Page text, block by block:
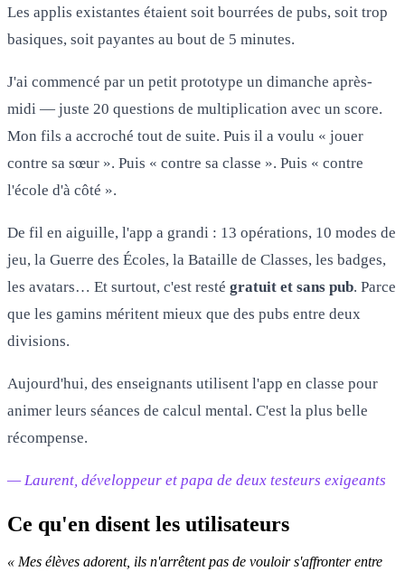
Les applis existantes étaient soit bourrées de pubs, soit trop
basiques, soit payantes au bout de 5 minutes.
J'ai commencé par un petit prototype un dimanche après-
midi — juste 20 questions de multiplication avec un score.
Mon fils a accroché tout de suite. Puis il a voulu « jouer
contre sa sœur ». Puis « contre sa classe ». Puis « contre
l'école d'à côté ».
De fil en aiguille, l'app a grandi : 13 opérations, 10 modes de
jeu, la Guerre des Écoles, la Bataille de Classes, les badges,
les avatars… Et surtout, c'est resté gratuit et sans pub. Parce
que les gamins méritent mieux que des pubs entre deux
divisions.
Aujourd'hui, des enseignants utilisent l'app en classe pour
animer leurs séances de calcul mental. C'est la plus belle
récompense.
— Laurent, développeur et papa de deux testeurs exigeants
Ce qu'en disent les utilisateurs
« Mes élèves adorent, ils n'arrêtent pas de vouloir s'affronter entre